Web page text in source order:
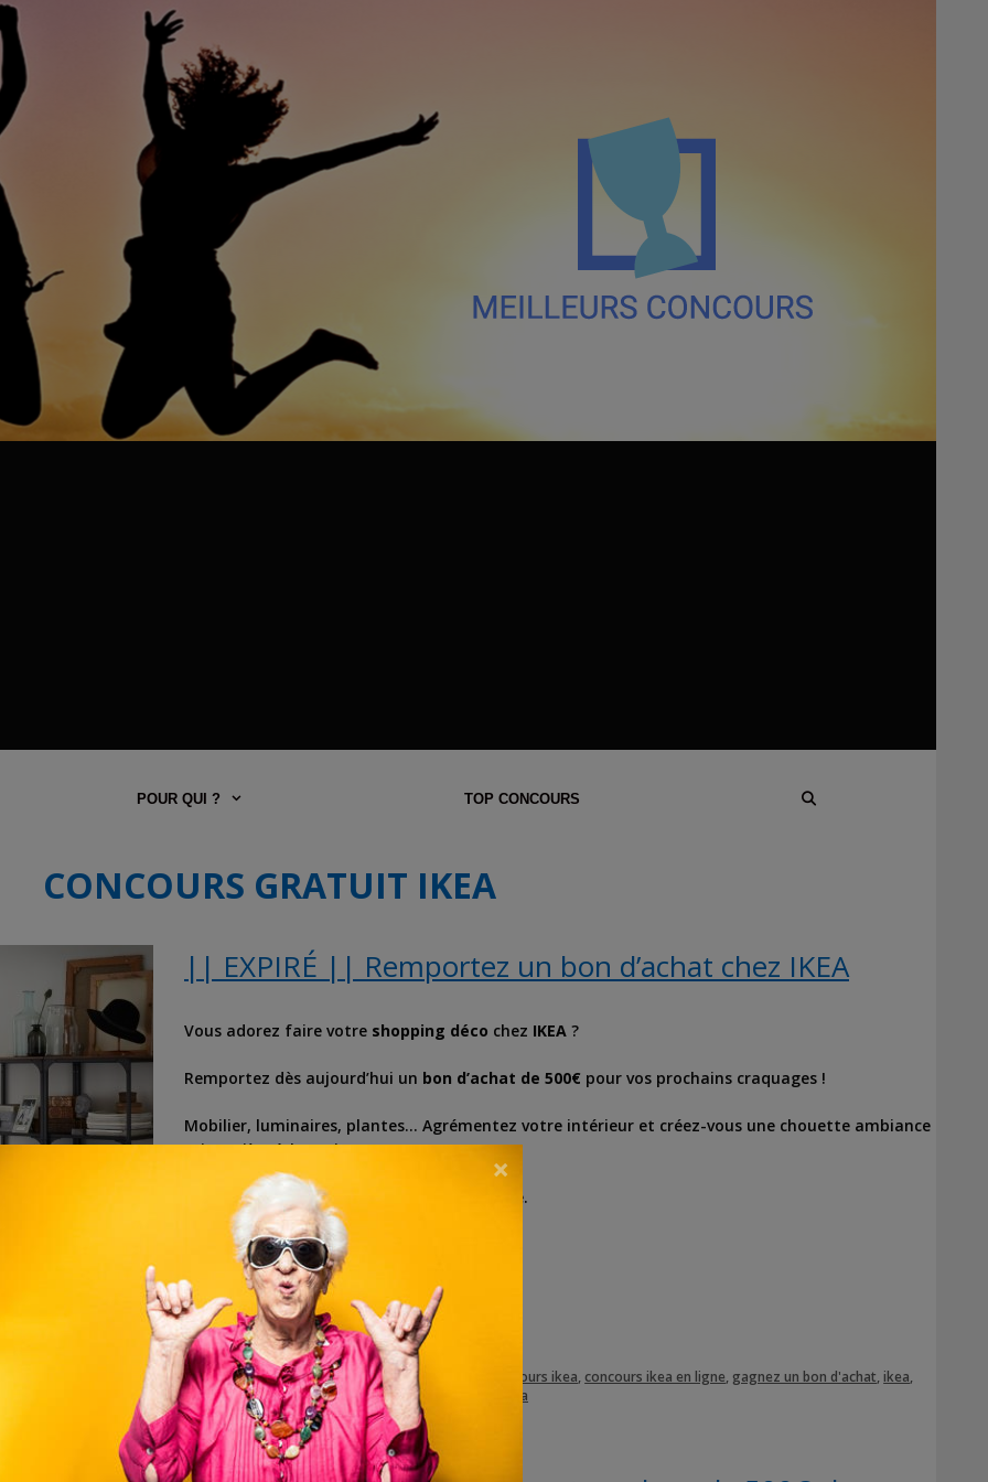
POUR QUI ? TOP CONCOURS
CONCOURS GRATUIT IKEA
|| EXPIRÉ || Remportez un bon d’achat chez IKEA
Vous adorez faire votre shopping déco chez IKEA ?
Remportez dès aujourd’hui un bon d’achat de 500€ pour vos prochains craquages !
Mobilier, luminaires, plantes… Agrémentez votre intérieur et créez-vous une chouette ambiance
printanière à la maison.
Cliquez ci-dessous pour tenter votre chance.
en ligne concours gratuit ,concours gratuit en ligne concours gratuit ikea concours ikea concours ikea en ligne gagnez un bon d'achat ,ikea
shopping,shopping gratuit,shopping ikea,voucher voucher ikea
×